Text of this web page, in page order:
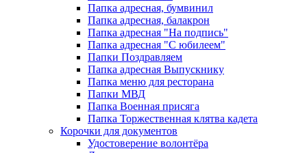
Папка адресная, бумвинил
Папка адресная, балакрон
Папка адресная "На подпись"
Папка адресная "C юбилеем"
Папки Поздравляем
Папка адресная Выпускнику
Папка меню для ресторана
Папки МВД
Папка Военная присяга
Папка Торжественная клятва кадета
Корочки для документов
Удостоверение волонтёра